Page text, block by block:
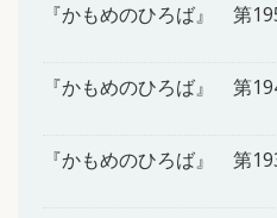
『かもめのひろば』 第
『かもめのひろば』 第
『かもめのひろば』 第